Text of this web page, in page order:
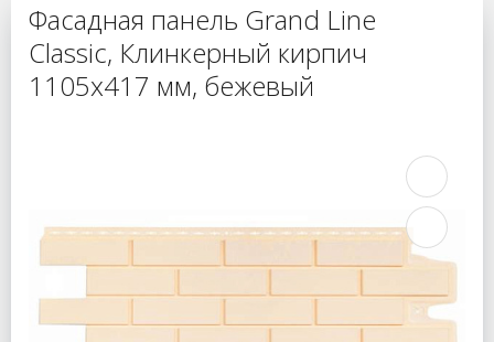
Фасадная панель Grand Line
Classic, Клинкерный кирпич
1105х417 мм, бежевый